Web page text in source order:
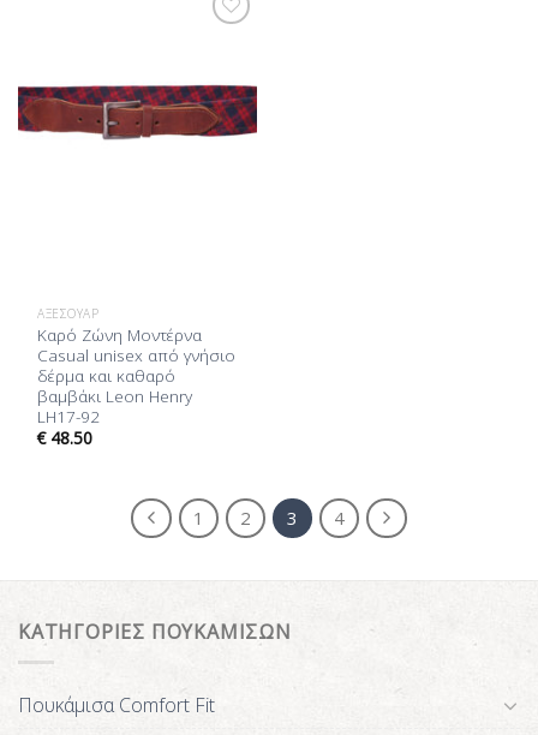
ΑΞΕΣΟΥΆΡ
Καρό Ζώνη Mοντέρνα
Casual unisex από γνήσιο
δέρμα και καθαρό
βαμβάκι Leon Henry
LH17-92
€48.50
1 2 3 4
ΚΑΤΗΓΟΡΙΕΣ ΠΟΥΚΑΜΙΣΩΝ
Πουκάμισα Comfort Fit